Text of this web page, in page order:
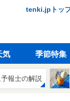
tenki.jpトッ
気 季節特集
報士の解説